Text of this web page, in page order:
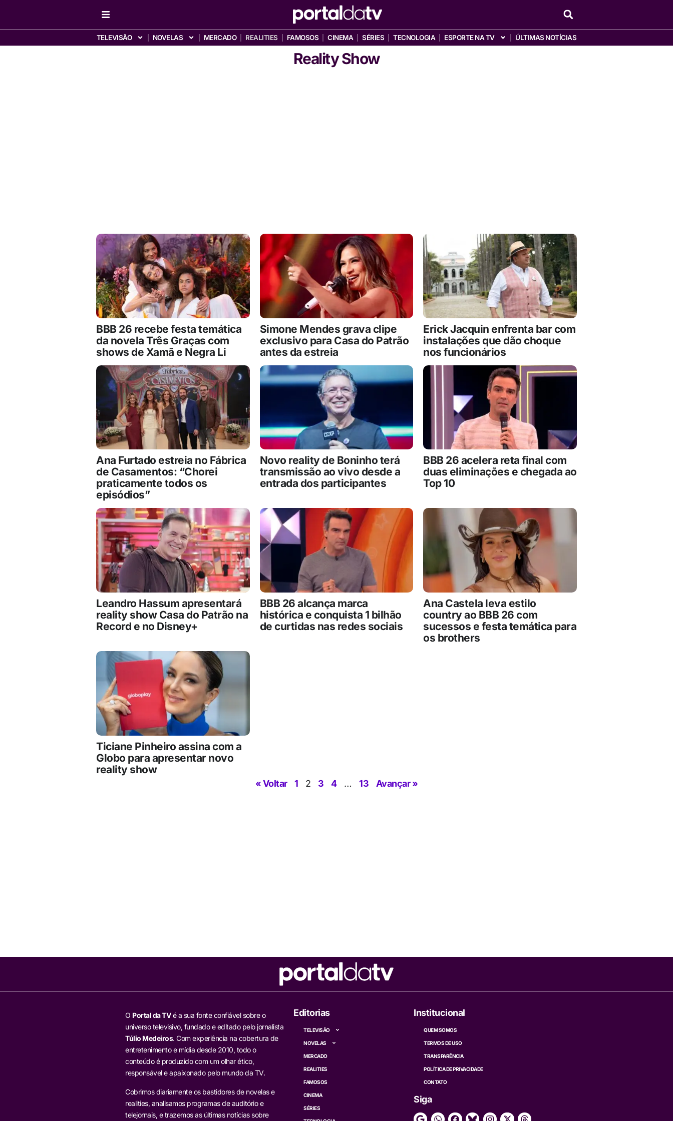
TELEVISÃO NOVELAS MERCADO REALITIES FAMOSOS CINEMA SÉRIES TECNOLOGIA ESPORTE NA TV ÚLTIMAS NOTÍCIAS
Reality Show
BBB 26 recebe festa temática
da novela Três Graças com
shows de Xamã e Negra Li
Simone Mendes grava clipe
exclusivo para Casa do Patrão
antes da estreia
Erick Jacquin enfrenta bar com
instalações que dão choque
nos funcionários
Ana Furtado estreia no Fábrica
de Casamentos: “Chorei
praticamente todos os
episódios”
Novo reality de Boninho terá
transmissão ao vivo desde a
entrada dos participantes
BBB 26 acelera reta final com
duas eliminações e chegada ao
Top 10
Leandro Hassum apresentará
reality show Casa do Patrão na
Record e no Disney+
BBB 26 alcança marca
histórica e conquista 1 bilhão
de curtidas nas redes sociais
Ana Castela leva estilo
country ao BBB 26 com
sucessos e festa temática para
os brothers
Ticiane Pinheiro assina com a
Globo para apresentar novo
reality show
« Voltar 1 2 3 4 … 13 Avançar »
O Portal da TVé a sua fonte confiável sobre o
universo televisivo, fundado e editado pelo jornalista
Túlio Medeiros. Com experiência na cobertura de
entretenimento e mídia desde 2010, todo o
conteúdo é produzido com um olhar ético,
responsável e apaixonado pelo mundo da TV.
Cobrimos diariamente os bastidores de novelas e
realities, analisamos programas de auditório e
telejornais, e trazemos as últimas notícias sobre
Editorias
TELEVISÃO
NOVELAS
MERCADO
REALITIES
FAMOSOS
CINEMA
SÉRIES
Institucional
QUEM SOMOS
TERMOS DE USO
TRANSPARÊNCIA
POLÍTICA DE PRIVACIDADE
CONTATO
Siga